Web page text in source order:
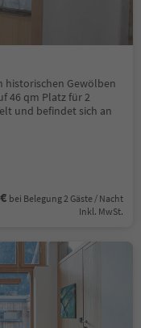
historischen Gewölben
46 qm Platz für 2
und befindet sich an
bei Belegung 2 Gäste / Nacht
Inkl. MwSt.